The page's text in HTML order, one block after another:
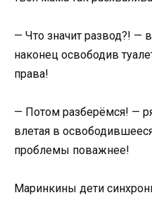
— Что значит развод?! —
наконец освободив
права!
— Потом разберёмся! —
влетая в
проблемы поважнее!
Маринкины дети